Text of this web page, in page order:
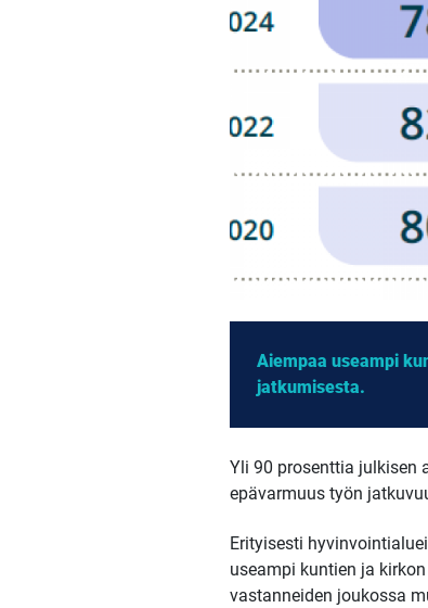
Aiempaa useampi
jatkumisesta.
Yli 90 prosenttia julkisen
epävarmuus työn
Erityisesti
useampi kuntien ja
vastanneiden joukossa